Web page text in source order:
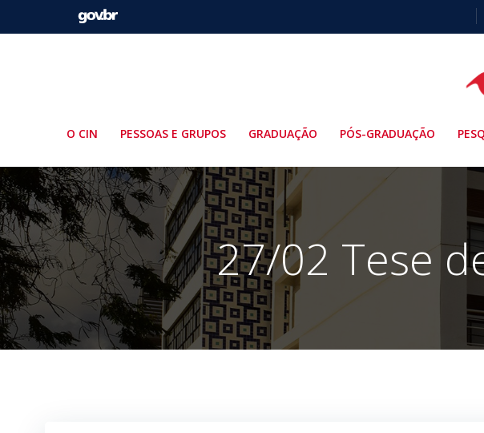
O CIN PESSOAS E GRUPOS GRADUAÇÃO PÓS-GRADUAÇÃO
27/02 Tese